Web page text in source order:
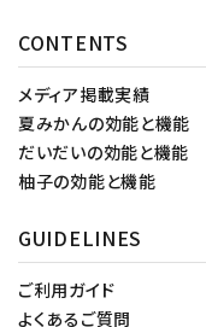
CONTENTS
メディア掲載実績
夏みかんの効能と機能
だいだいの効能と機能
柚子の効能と機能
GUIDELINES
ご利用ガイド
よくあるご質問